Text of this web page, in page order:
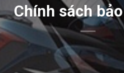
Chính sách